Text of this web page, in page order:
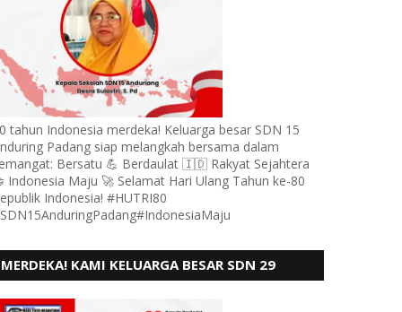
tahun Indonesia merdeka! Keluarga besar SDN 15
Padang siap melangkah bersama dalam
Bersatu 💪 Berdaulat 🇮🇩 Rakyat Sejahtera
Indonesia Maju 🚀 Selamat Hari Ulang Tahun ke-80
Indonesia! #HUTRI80
MERDEKA! KAMI KELUARGA BESAR SDN 29